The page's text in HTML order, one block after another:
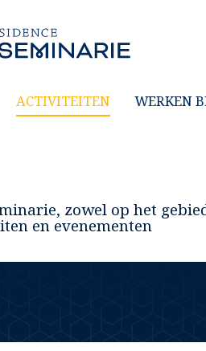
ACTIVITEITEN WERKEN
zowel op het
en evenementen